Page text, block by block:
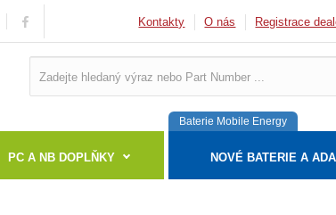
Kontakty O nás Registrace
PC A NB DOPLŇKY
Baterie Mobile Energy
NOVÉ BATERIE A